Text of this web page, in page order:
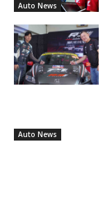
Auto News
Auto News